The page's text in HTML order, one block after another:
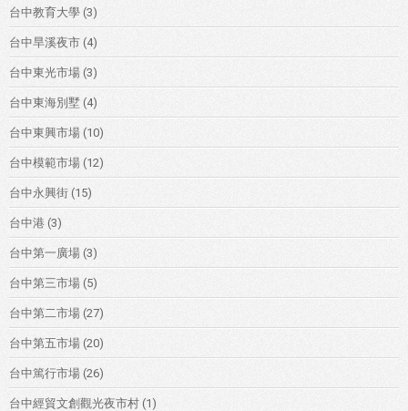
台中教育大學 (3)
台中旱溪夜市 (4)
台中東光市場 (3)
台中東海別墅 (4)
台中東興市場 (10)
台中模範市場 (12)
台中永興街 (15)
台中港 (3)
台中第一廣場 (3)
台中第三市場 (5)
台中第二市場 (27)
台中第五市場 (20)
台中篤行市場 (26)
台中經貿文創觀光夜市村 (1)